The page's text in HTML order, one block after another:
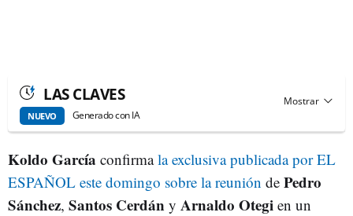
LAS CLAVES
NUEVO Generado con IA
Koldo García confirmala exclusiva publicada por EL
ESPAÑOL este domingo sobre la reunión de Pedro
Sánchez, Santos Cerdán y Arnaldo Otegi en un